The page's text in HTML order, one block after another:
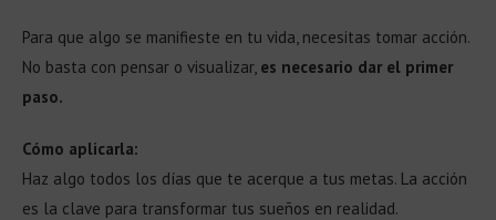
Para que algo se manifieste en tu vida, necesitas tomar acción.
No basta con pensar o visualizar, es necesario dar el primer
paso.
Cómo aplicarla:
Haz algo todos los días que te acerque a tus metas. La acción
es la clave para transformar tus sueños en realidad.